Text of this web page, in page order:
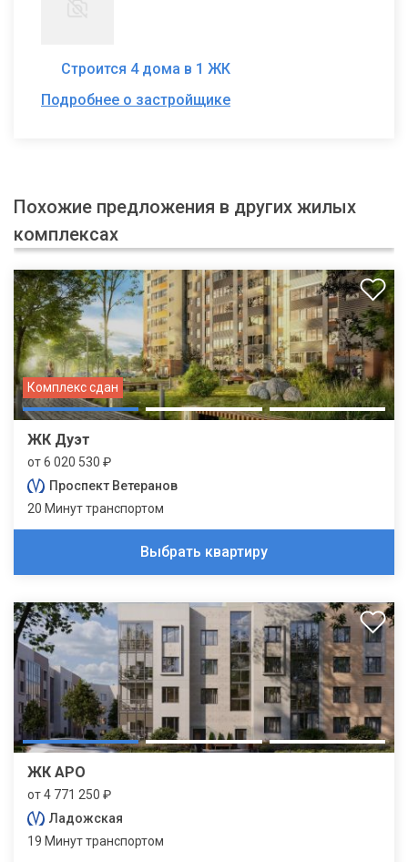
Строится 4 дома в 1 ЖК
Подробнее о застройщике
Похожие предложения в других жилых
комплексах
Комплекс сдан
ЖК Дуэт
от 6 020 530 ₽
Проспект Ветеранов
20 Минут транспортом
Выбрать квартиру
ЖК АРО
от 4 771 250 ₽
Ладожская
19 Минут транспортом